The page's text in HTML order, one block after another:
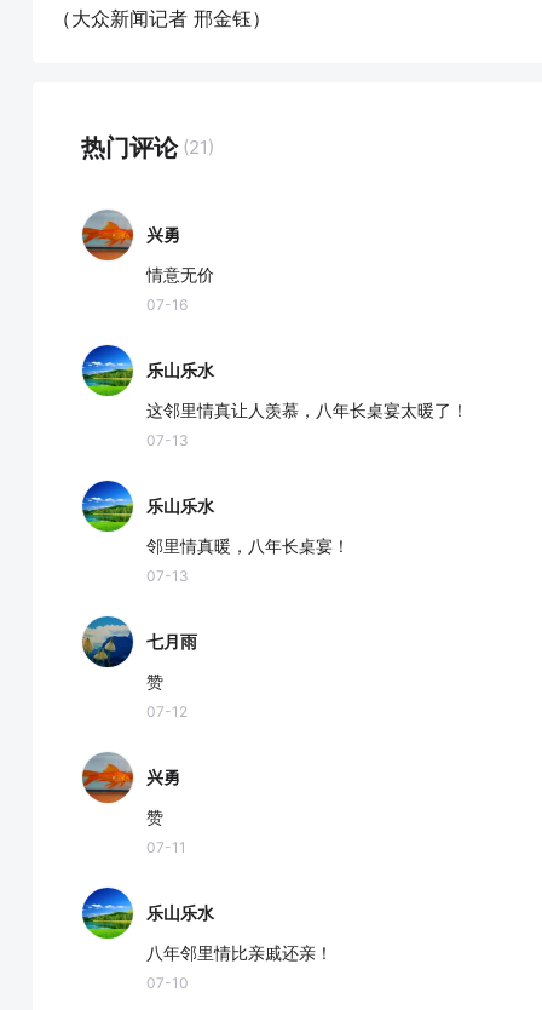
（大众新闻记者 邢金钰）
热门评论 (21)
兴勇
情意无价
07-16
乐山乐水
这邻里情真让人羡慕，八年长桌宴太暖了！
07-13
乐山乐水
邻里情真暖，八年长桌宴！
07-13
七月雨
赞
07-12
兴勇
赞
07-11
乐山乐水
八年邻里情比亲戚还亲！
07-10